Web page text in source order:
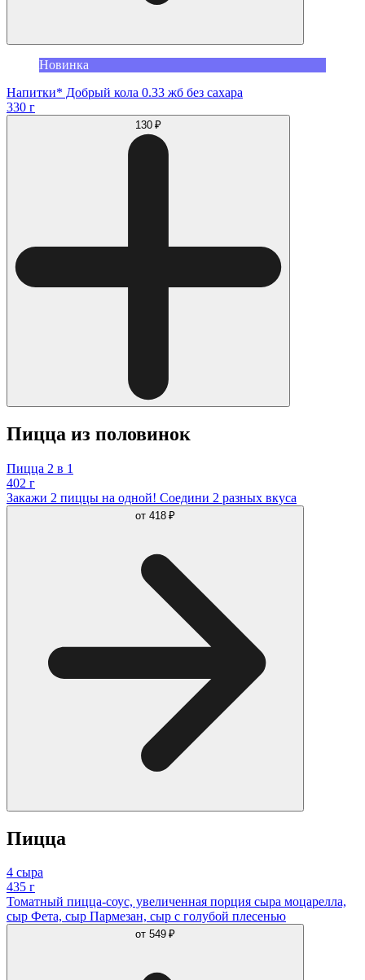
Новинка
Напитки* Добрый кола 0.33 жб без сахара
330 г
130 ₽
Пицца из половинок
Пицца 2 в 1
402 г
Закажи 2 пиццы на одной! Соедини 2 разных вкуса
от 418 ₽
Пицца
4 сыра
435 г
Томатный пицца-соус, увеличенная порция сыра моцарелла,
сыр Фета, сыр Пармезан, сыр с голубой плесенью
от 549 ₽